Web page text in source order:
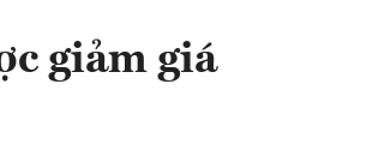
giảm giá